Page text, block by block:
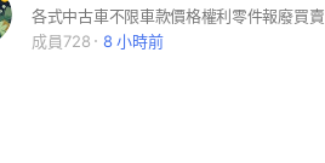
各式中古車不限車款價格權利零件報廢買賣
成員728
8 小時前